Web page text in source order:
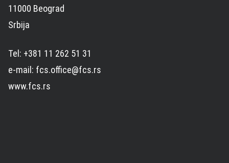
11000 Beograd
Srbija
Tel: +381 11 262 51 31
e-mail: fcs.office@fcs.rs
www.fcs.rs